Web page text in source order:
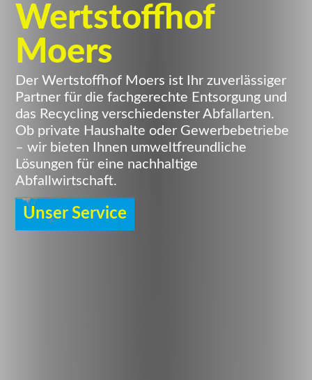
Wertstoffhof
Moers
Der Wertstoffhof Moers ist Ihr zuverlässiger
Partner für die fachgerechte Entsorgung und
das Recycling verschiedenster Abfallarten.
Ob private Haushalte oder Gewerbebetriebe
– wir bieten Ihnen umweltfreundliche
Lösungen für eine nachhaltige
Abfallwirtschaft.
Unser Service